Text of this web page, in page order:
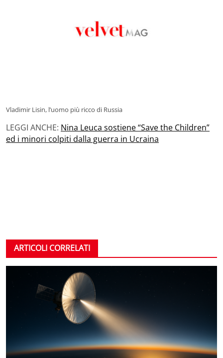
Vladimir Lisin, l’uomo più ricco di Russia
LEGGI ANCHE: Nina Leuca sostiene “Save the Children”
ed i minori colpiti dalla guerra in Ucraina
ARTICOLI CORRELATI